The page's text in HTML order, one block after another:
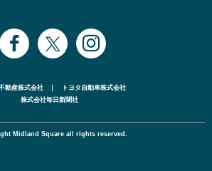
動産株式会社
トヨタ自動車株式会社
株式会社毎日新聞社
Midland Square all rights reserved.